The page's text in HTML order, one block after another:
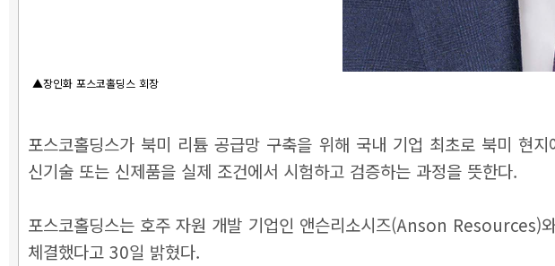
▲장인화 포스코홀딩스 회장
포스코홀딩스가 북미 리튬 공급망 구축을 위해 국내 기업 최초로 북미
신기술 또는 신제품을 실제 조건에서 시험하고 검증하는 과정을 뜻한다.
포스코홀딩스는 호주 자원 개발 기업인 앤슨리소시즈(Anson
체결했다고 30일 밝혔다.